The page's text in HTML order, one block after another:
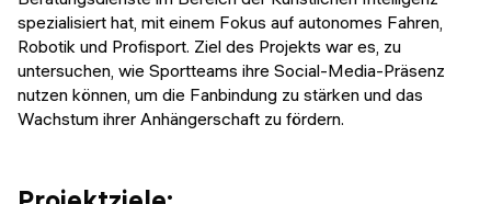
Data Science Einführungskurs
Web-Entwicklung Einführungskurs
Python Einführungskurs
spezialisiert hat, mit einem Fokus auf autonomes Fahren,
Robotik und Profisport. Ziel des Projekts war es, zu
untersuchen, wie Sportteams ihre Social-Media-Präsenz
nutzen können, um die Fanbindung zu stärken und das
Wachstum ihrer Anhängerschaft zu fördern.